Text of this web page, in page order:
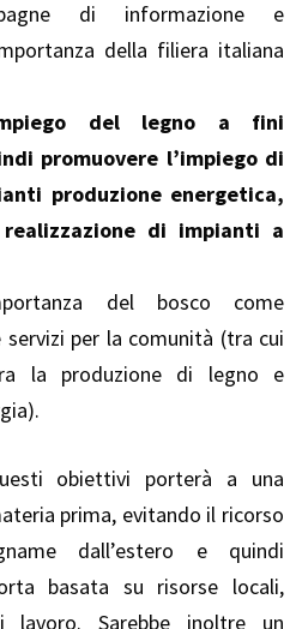
di informazione e
della filiera italiana
del legno a fini
promuovere l’impiego di
produzione energetica,
di impianti a
del bosco come
per la comunità (tra cui
la produzione di legno e
obiettivi porterà a una
prima, evitando il ricorso
dall’estero e quindi
basata su risorse locali,
lavoro. Sarebbe inoltre un